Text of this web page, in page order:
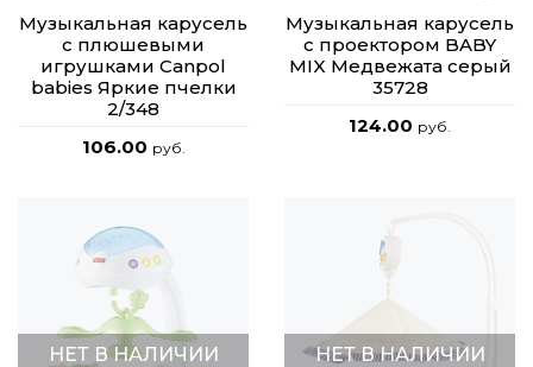
Музыкальная карусель
с плюшевыми
игрушками Canpol
babies Яркие пчелки
2/348
106.00 руб.
Музыкальная карусель
с проектором BABY
MIX Медвежата серый
35728
124.00 руб.
НЕТ В НАЛИЧИИ НЕТ В НАЛИЧИИ